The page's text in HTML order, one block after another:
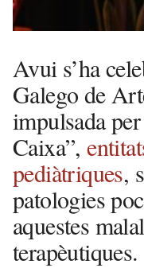
Avui s’ha
Galego de
impulsada
Caixa”,
pediàtriques,
patologies
aquestes
terapèutiques.